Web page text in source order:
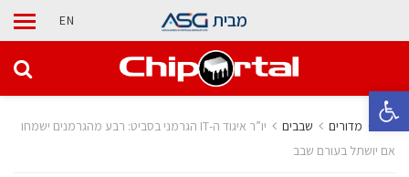
פתח סרגל נגישות
מבית EN
בית מדורים ‫שבבים‬
יו”ר איגוד ה-IT הגרמני בסביט: רבע מהגרמנים ישמחו
אם יושתל בעורם שבב